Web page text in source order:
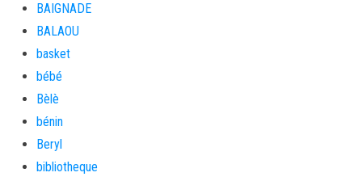
BAIGNADE
BALAOU
basket
bébé
Bèlè
bénin
Beryl
bibliotheque